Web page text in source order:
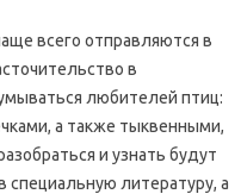
всего отправляются в
в
любителей птиц:
а также тыквенными,
и узнать будут
специальную литературу, а